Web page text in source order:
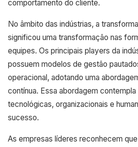
comportamento do cliente.
No âmbito das indústrias, a
significou uma transformação nas
equipes. Os principais players da
possuem modelos de gestão
operacional, adotando uma
contínua. Essa abordagem
tecnológicas, organizacionais e
sucesso.
As empresas líderes reconhecem